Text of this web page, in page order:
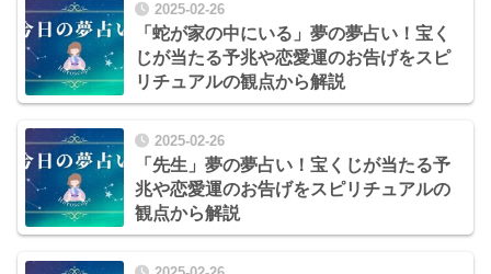
2025-02-26
「蛇が家の中にいる」夢の夢占い！宝く
じが当たる予兆や恋愛運のお告げをスピ
リチュアルの観点から解説
2025-02-26
「先生」夢の夢占い！宝くじが当たる予
兆や恋愛運のお告げをスピリチュアルの
観点から解説